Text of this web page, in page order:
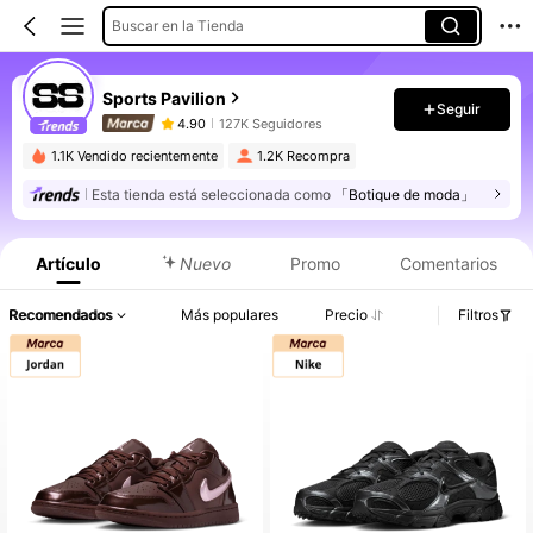
Buscar en la Tienda
Sports Pavilion
4.90 127K Seguidores
Seguir
1.1K Vendido recientemente 1.2K Recompra
Esta tienda está seleccionada como 「Botique de moda」
Artículo Nuevo Promo Comentarios
Recomendados Más populares Precio Filtros